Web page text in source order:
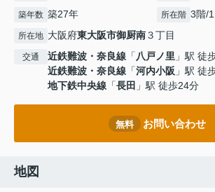
築年数 築27年 所在階 3階/
所在地 大阪府東大阪市御厨南３丁目
交通 近鉄難波・奈良線 「 八戸ノ里 」駅 徒
近鉄難波・奈良線 「河内小阪 」駅 徒
地下鉄中央線 「長田 」駅 徒歩24分
無料 お問い合わせ
地図